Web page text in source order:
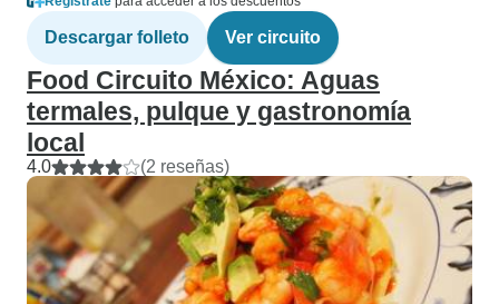
Descargar folleto Ver circuito
Food Circuito México: Aguas
termales, pulque y gastronomía
local
4.0 (2 reseñas)